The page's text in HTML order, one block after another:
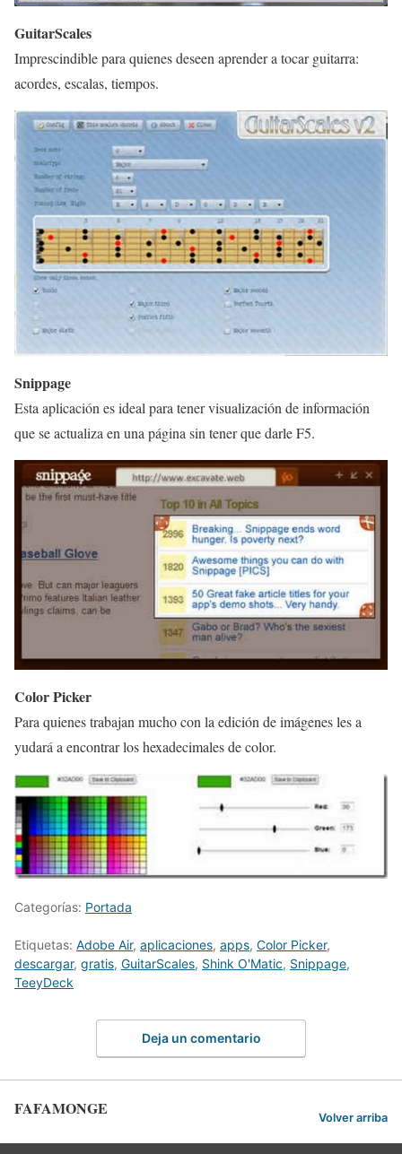
GuitarScales
Imprescindible para quienes deseen aprender a tocar guitarra:
acordes, escalas, tiempos.
Snippage
Esta aplicación es ideal para tener visualización de información
que se actualiza en una página sin tener que darle F5.
Color Picker
Para quienes trabajan mucho con la edición de imágenes les a
yudará a encontrar los hexadecimales de color.
Categorías: Portada
Etiquetas: Adobe Air, aplicaciones, apps, Color Picker,
descargar, gratis, GuitarScales, Shink O'Matic, Snippage,
TeeyDeck
Deja un comentario
FAFAMONGE Volver arriba